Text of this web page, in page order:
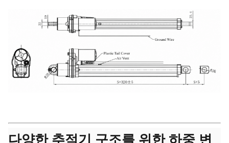
다양한 추적기 구조를 위한 하중 변